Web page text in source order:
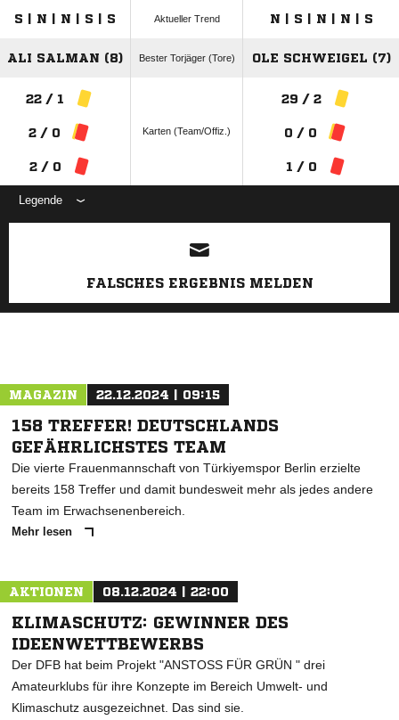
S | N | N | S | S Aktueller Trend N | S | N | N | S
ALI SALMAN (8) Bester Torjäger (Tore) OLE SCHWEIGEL (7)
22 / 1
2 / 0
2 / 0
Karten (Team/Offiz.)
29 / 2
0 / 0
1 / 0
Legende
ANZEIGE
FALSCHES ERGEBNIS MELDEN
MAGAZIN 22.12.2024 | 09:15
158 TREFFER! DEUTSCHLANDS
GEFÄHRLICHSTES TEAM
Die vierte Frauenmannschaft von Türkiyemspor Berlin erzielte
bereits 158 Treffer und damit bundesweit mehr als jedes andere
Team im Erwachsenenbereich.
Mehr lesen
AKTIONEN 08.12.2024 | 22:00
KLIMASCHUTZ: GEWINNER DES
IDEENWETTBEWERBS
Der DFB hat beim Projekt "ANSTOSS FÜR GRÜN " drei
Amateurklubs für ihre Konzepte im Bereich Umwelt- und
Klimaschutz ausgezeichnet. Das sind sie.